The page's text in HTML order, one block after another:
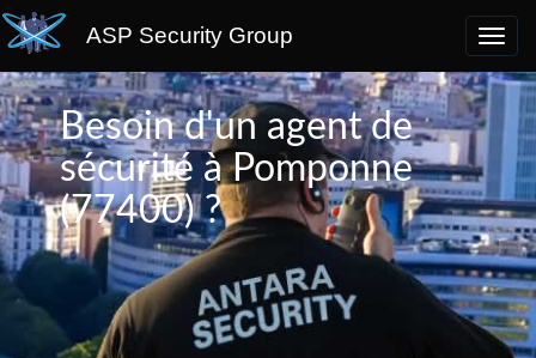
ASP Security Group
Besoin d'un agent de
sécurité à Pomponne
(77400) ?